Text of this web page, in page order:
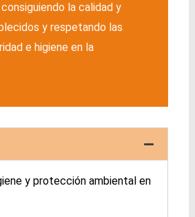
la calidad y
y respetando las
e higiene en la
y protección ambiental en